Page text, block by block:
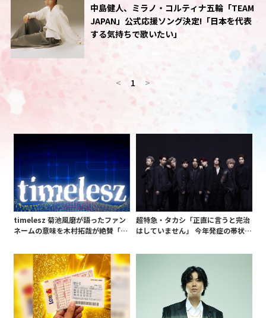
中島健人、ミラノ・コルティナ五輪「TEAM
JAPAN」公式応援ソング決定!「日本を代表
する気持ちで歌いたい」
< 1 >
timelesz 菊池風磨が語ったファン
ネームの意味を木村拓哉が絶賛「考
超特急・タカシ「正直に言うと完治
はしていません」 今年発症の帯状疱
白 後遺症も語る